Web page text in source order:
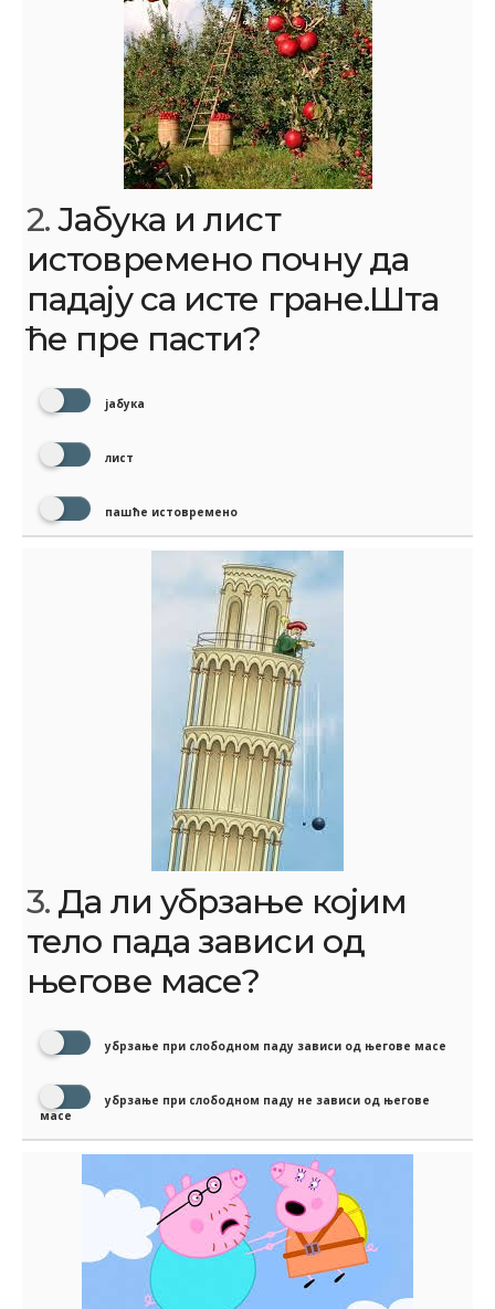
2.Јабука и лист
истовремено почну да
падају са исте гране.Шта
ће пре пасти?
јабука
лист
пашће истовремено
3. Да ли убрзање којим
тело пада зависи од
његове масе?
убрзање при слободном паду зависи од његове масе
убрзање при слободном паду не зависи од његове
масе